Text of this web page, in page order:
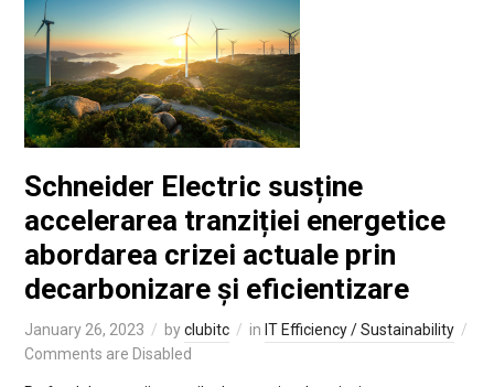
Schneider Electric susține
accelerarea tranziției energetice
abordarea crizei actuale prin
decarbonizare și eficientizare
January 26, 2023 byclubitc in IT Efficiency / Sustainability
Comments are Disabled